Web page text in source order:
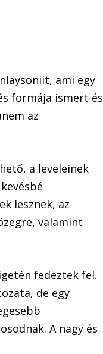
ami egy
formája ismert és
az
a leveleinek
lesznek, az
valamint
fedeztek fel.
de egy
A nagy és